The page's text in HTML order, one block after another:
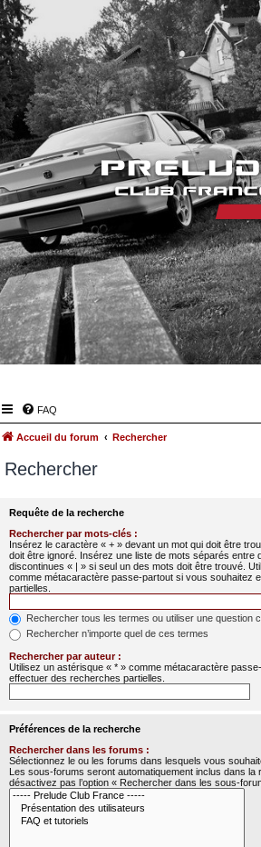
FAQ
Accueil du forum Rechercher
Rechercher
Requête de la recherche
Rechercher par mots-clés :
Insérez le caractère « + » devant un mot qui doit être
doit être ignoré. Insérez une liste de mots séparés entre
discontinues « | » si seul un des mots doit être trouvé.
comme métacaractère passe-partout si vous souhaitez
partielles.
Rechercher tous les termes ou utiliser une question
Rechercher n’importe quel de ces termes
Rechercher par auteur :
Utilisez un astérisque « * » comme métacaractère
effectuer des recherches partielles.
Préférences de la recherche
Rechercher dans les forums :
Sélectionnez le ou les forums dans lesquels vous
Les sous-forums seront automatiquement inclus dans la
désactivez pas l’option « Rechercher dans les sous-